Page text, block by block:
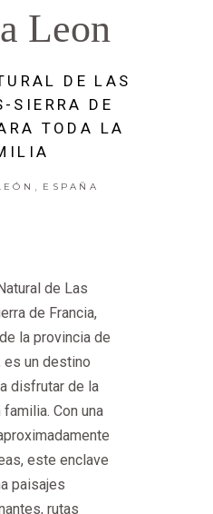
Leon
DE LAS
SIERRA DE
TODA LA
ESPAÑA
de Las
de Francia,
la provincia de
es un destino
disfrutar de la
Con una
este enclave
paisajes
rutas